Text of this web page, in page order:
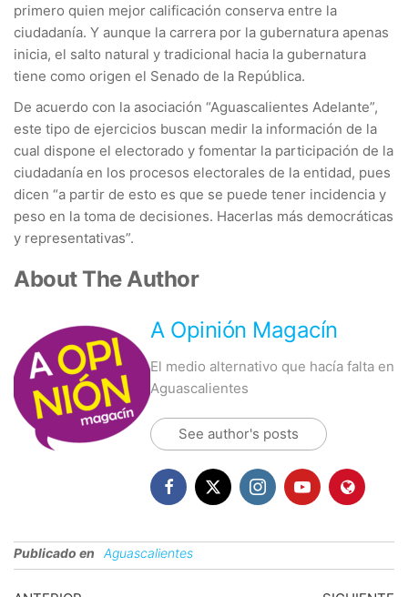
primero quien mejor calificación conserva entre la
ciudadanía. Y aunque la carrera por la gubernatura apenas
inicia, el salto natural y tradicional hacia la gubernatura
tiene como origen el Senado de la República.
De acuerdo con la asociación “Aguascalientes Adelante”,
este tipo de ejercicios buscan medir la información de la
cual dispone el electorado y fomentar la participación de la
ciudadanía en los procesos electorales de la entidad, pues
dicen “a partir de esto es que se puede tener incidencia y
peso en la toma de decisiones. Hacerlas más democráticas
y representativas”.
About The Author
A Opinión Magacín
El medio alternativo que hacía falta en
Aguascalientes
See author's posts
Publicado en Aguascalientes